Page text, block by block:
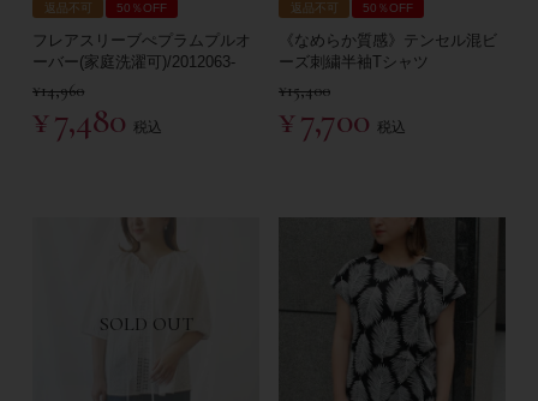
返品不可 50％OFF
フレアスリーブぺプラムプルオ
ーバー(家庭洗濯可)/2012063-
¥14,960
¥7,480 税込
返品不可 50％OFF
《なめらか質感》テンセル混ビ
ーズ刺繍半袖Tシャツ
¥15,400
¥7,700 税込
SOLD OUT